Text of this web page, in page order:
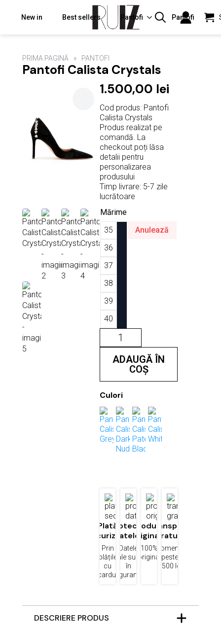
New in Best sellers Pantofi Pantofi
PRIMA PAGINĂ PANTOFI
Pantofi Calista Crystals
1.500,00 lei
Cod produs: Pantofi
Calista Crystals
Produs realizat pe
comandă. La
checkout poți lăsa
detalii pentru
personalizarea
produsului
Timp livrare: 5-7 zile
lucrătoare
Mărime
35
36
37
38
39
40
Anulează
Cantitate
Pantofi
Calista
Crystals
ADAUGĂ ÎN
COȘ
Culori
Plată
securizată
Prin
plățile
cu
cardul
Protecția
datelor
Datele
tale sunt
în
siguranță
Produse
originale
100%
original
Transport
gratuit
Comenzi
peste
1500 lei
DESCRIERE PRODUS